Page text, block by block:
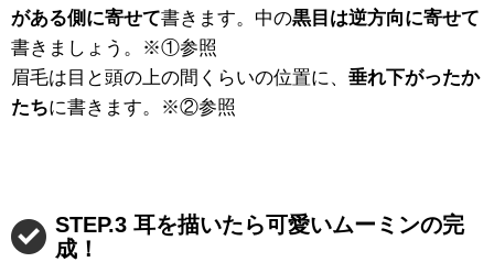
がある側に寄せて書きます。中の黒目は逆方向に寄せて
書きましょう。※①参照
眉毛は目と頭の上の間くらいの位置に、 垂れ下がったか
たちに書きます。※②参照
STEP.3 耳を描いたら可愛いムーミンの完
成！